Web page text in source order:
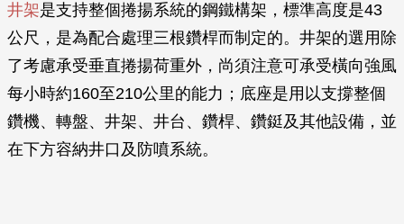
井架是支持整個捲揚系統的鋼鐵構架，標準高度是43
公尺，是為配合處理三根鑽桿而制定的。井架的選用除
了考慮承受垂直捲揚荷重外，尚須注意可承受橫向強風
每小時約160至210公里的能力；底座是用以支撐整個
鑽機、轉盤、井架、井台、鑽桿、鑽鋌及其他設備，並
在下方容納井口及防噴系統。